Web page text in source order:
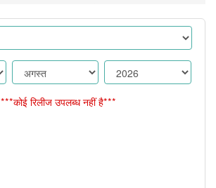
***कोई रिलीज उपलब्ध नहीं है***